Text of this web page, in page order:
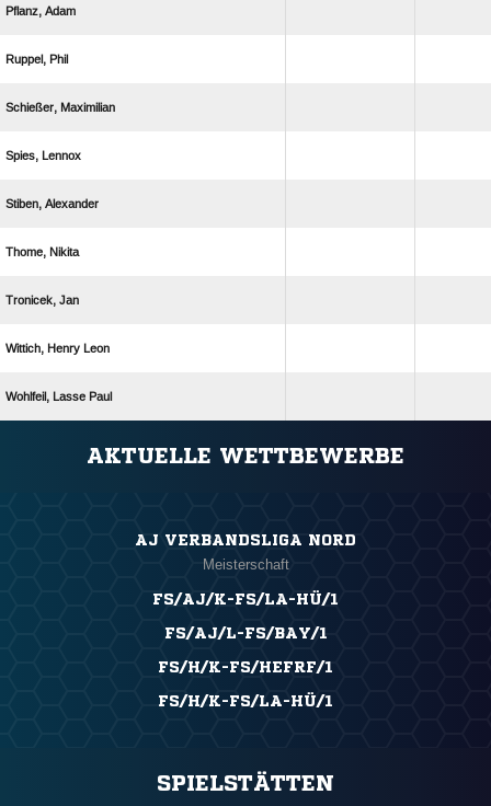
 
 
 
 
 
 
 
  
  
AKTUELLE WETTBEWERBE
AJ VERBANDSLIGA NORD
Meisterschaft
FS/AJ/K-FS/LA-HÜ/1
FS/AJ/L-FS/BAY/1
FS/H/K-FS/HEFRF/1
FS/H/K-FS/LA-HÜ/1
SPIELSTÄTTEN